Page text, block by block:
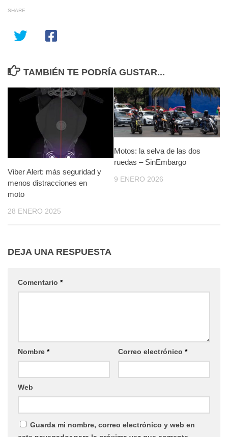
SHARE
TAMBIÉN TE PODRÍA GUSTAR...
Viber Alert: más seguridad y
menos distracciones en
moto
28 ENERO 2025
Motos: la selva de las dos
ruedas – SinEmbargo
9 ENERO 2026
DEJA UNA RESPUESTA
Comentario *
Nombre * Correo electrónico *
Web
Guarda mi nombre, correo electrónico y web en